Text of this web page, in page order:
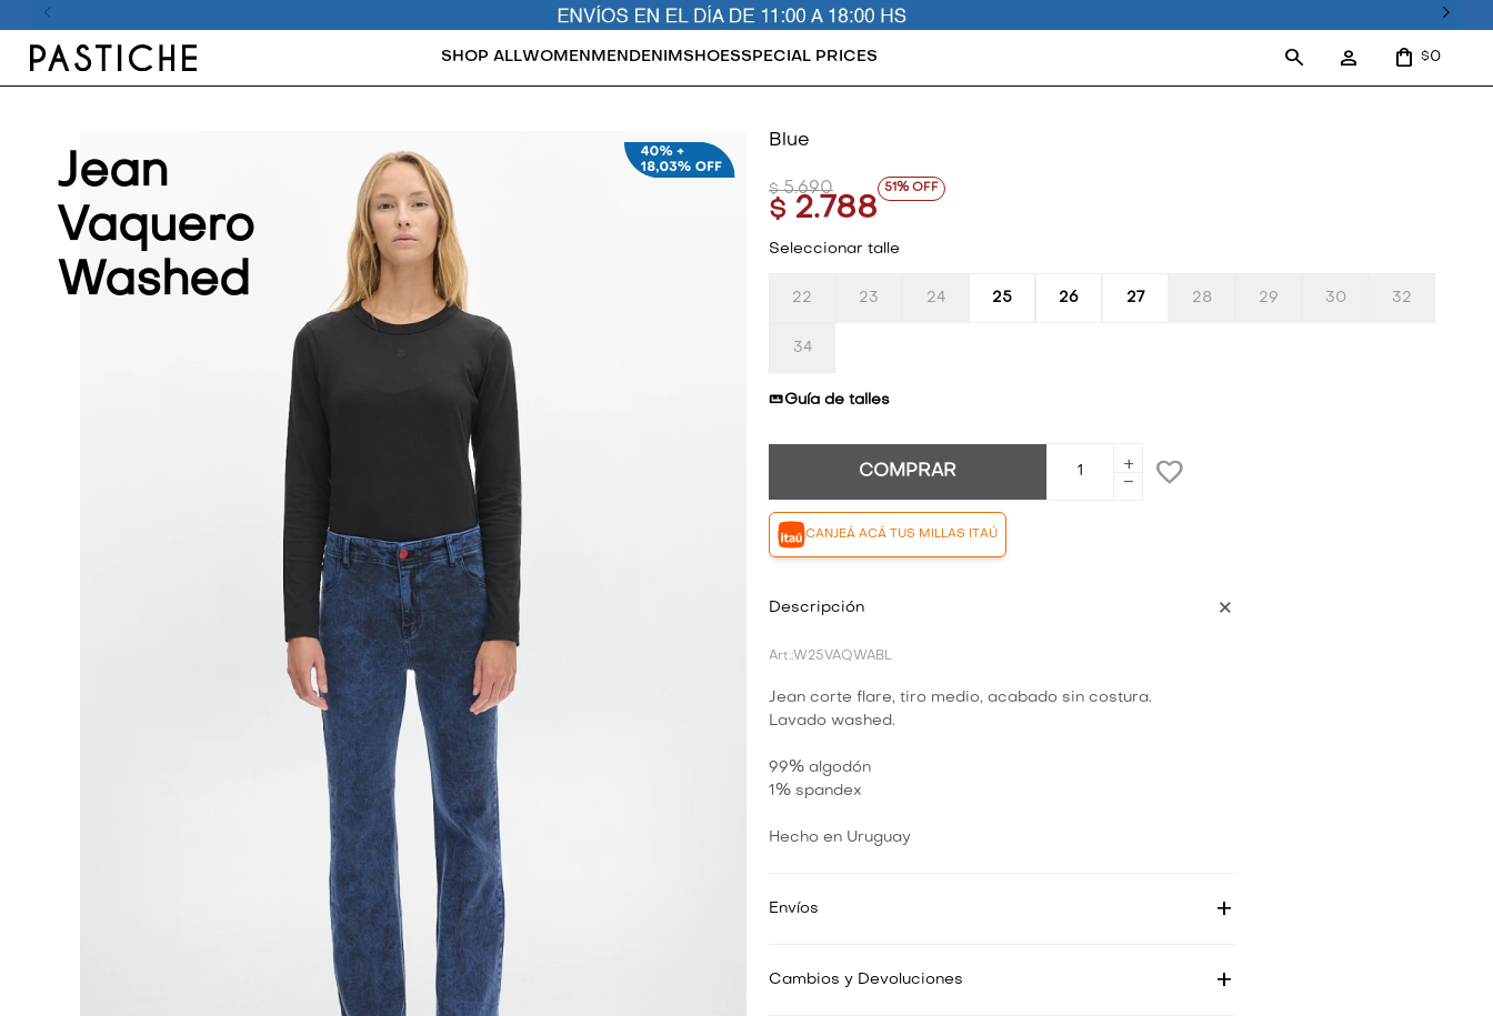
SHOP ALLWOMENMEN DENIMSHOESSPECIAL PRICES $0
Jean
Vaquero
Washed
Blue
$ 2.788
$ 5.690 51
Seleccionar talle
22 23 24 25 26 27 28 29 30 32
34
Guía de talles
COMPRAR
add
remove
CANJEÁ ACÁ TUS MILLAS ITAÚ
Descripción
W25VAQWABL
Jean corte flare, tiro medio, acabado sin costura.
Lavado washed.
99% algodón
1% spandex
Hecho en Uruguay
Envíos
Cambios y Devoluciones